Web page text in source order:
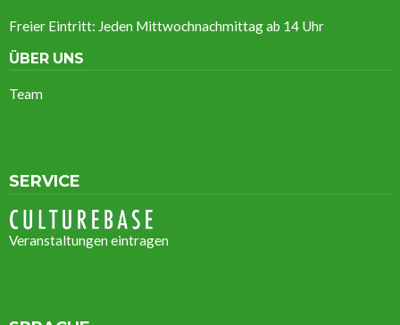
Freier Eintritt: Jeden Mittwochnachmittag ab 14 Uhr
ÜBER UNS
Team
SERVICE
Veranstaltungen eintragen